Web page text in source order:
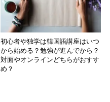
初心者や独学は韓国語講座はいつ
から始める？勉強が進んでから？
対面やオンラインどちらがおすす
め？